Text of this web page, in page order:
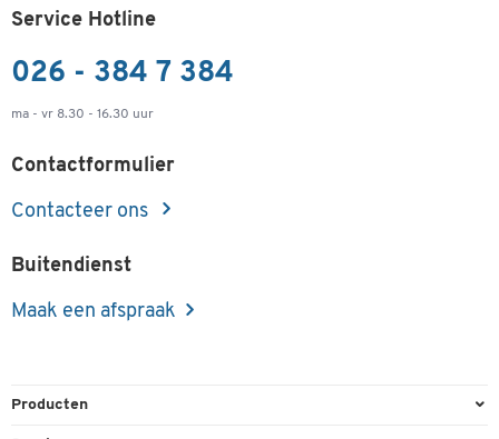
Service Hotline
026 - 384 7 384
ma - vr 8.30 - 16.30 uur
Contactformulier
Contacteer ons
Buitendienst
Maak een afspraak
Producten